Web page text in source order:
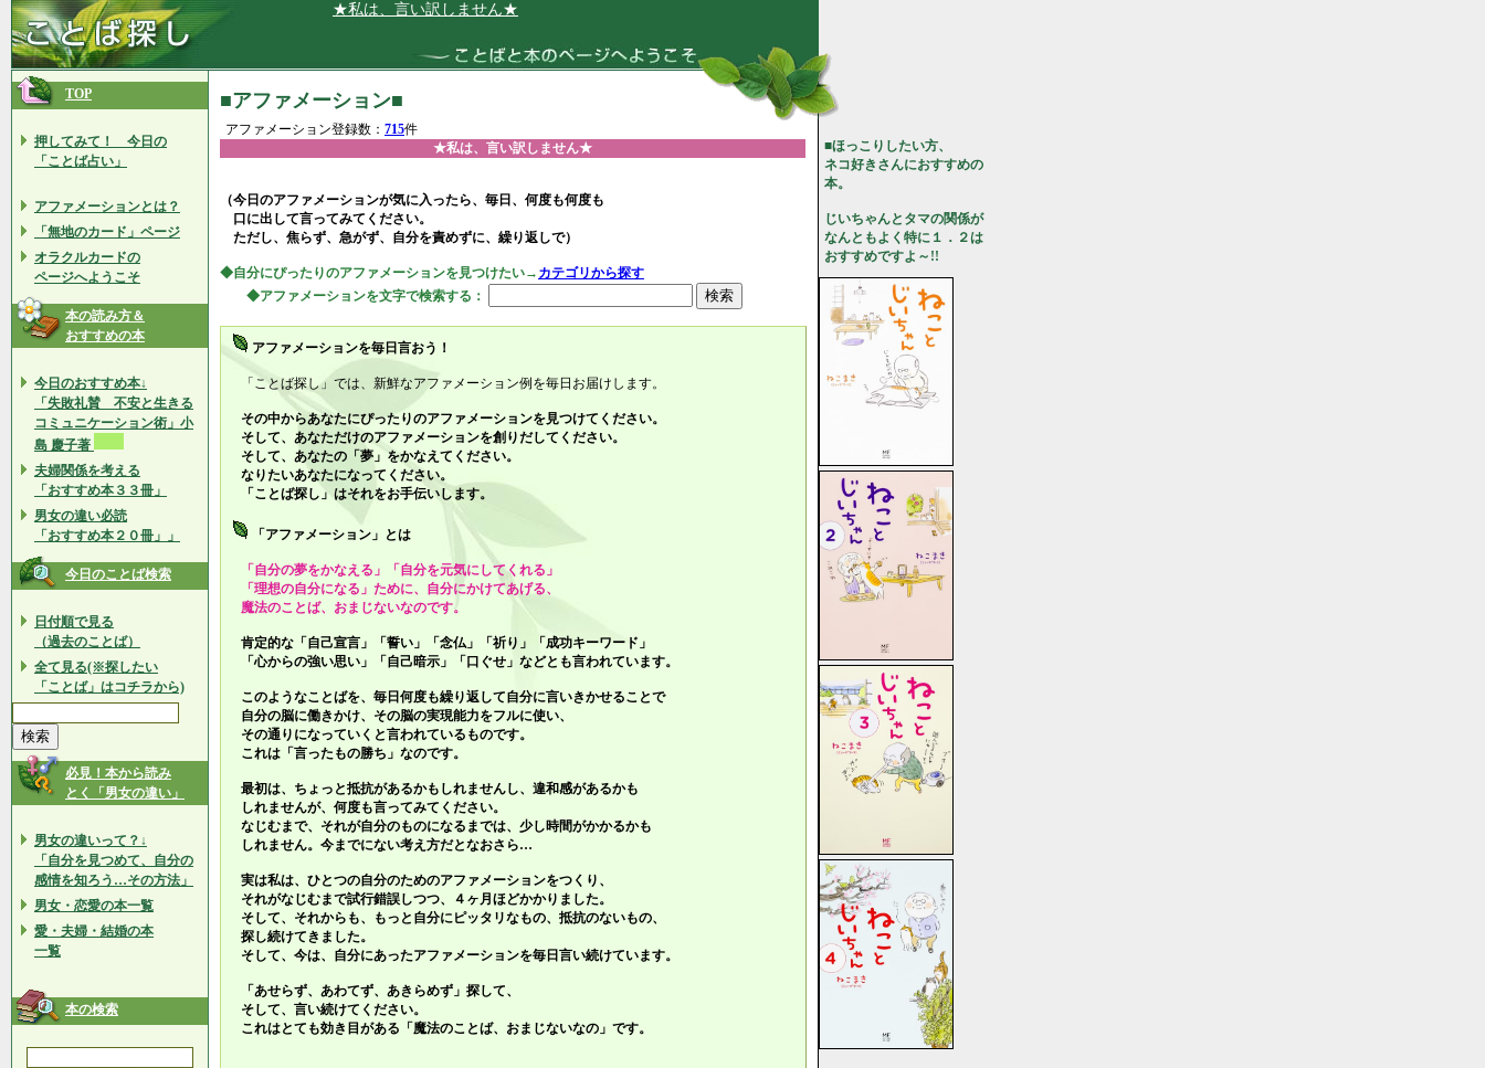
★私は、言い訳しません★
TOP
押してみて！ 今日の
「ことば占い」
アファメーションとは？
「無地のカード」ページ
オラクルカードの
ページへようこそ
本の読み方＆
おすすめの本
今日のおすすめ本↓
「失敗礼賛 不安と生きる
コミュニケーション術」小
島 慶子著
夫婦関係を考える
「おすすめ本３３冊」
男女の違い必読
「おすすめ本２０冊」」
今日のことば検索
日付順で見る
（過去のことば）
全て見る(※探したい
「ことば」はコチラから)
必見！本から読み
とく「男女の違い」
男女の違いって？↓
「自分を見つめて、自分の
感情を知ろう…その方法」
男女・恋愛の本一覧
愛・夫婦・結婚の本
一覧
本の検索
■アファメーション■
アファメーション登録数： 715件
★私は、言い訳しません★
（今日のアファメーションが気に入ったら、毎日、何度も何度も
口に出して言ってみてください。
ただし、焦らず、急がず、自分を責めずに、繰り返しで）
◆自分にぴったりのアファメーションを見つけたい→ カテゴリから探す
◆アファメーションを文字で検索する：
アファメーションを毎日言おう！
「ことば探し」では、新鮮なアファメーション例を毎日お届けします。
その中からあなたにぴったりのアファメーションを見つけてください。
そして、あなただけのアファメーションを創りだしてください。
そして、あなたの「夢」をかなえてください。
なりたいあなたになってください。
「ことば探し」はそれをお手伝いします。
「アファメーション」とは
「自分の夢をかなえる」「自分を元気にしてくれる」
「理想の自分になる」ために、自分にかけてあげる、
魔法のことば、おまじないなのです。
肯定的な「自己宣言」「誓い」「念仏」「祈り」「成功キーワード」
「心からの強い思い」「自己暗示」「口ぐせ」 などとも言われています。
このようなことばを、毎日何度も繰り返して自分に言いきかせることで
自分の脳に働きかけ、その脳の実現能力をフルに使い、
その通りになっていくと言われているものです。
これは「言ったもの勝ち」なのです。
最初は、ちょっと抵抗があるかもしれませんし、違和感があるかも
しれませんが、何度も言ってみてください。
なじむまで、それが自分のものになるまでは、少し時間がかかるかも
しれません。今までにない考え方だとなおさら…
実は私は、ひとつの自分のためのアファメーションをつくり、
それがなじむまで試行錯誤しつつ、４ヶ月ほどかかりました。
そして、それからも、もっと自分にピッタリなもの、抵抗のないもの、
探し続けてきました。
そして、今は、自分にあったアファメーションを毎日言い続けています。
「あせらず、あわてず、あきらめず」探して、
そして、言い続けてください。
これはとても効き目がある「魔法のことば、おまじないなの」です。
■ほっこりしたい方、
ネコ好きさんにおすすめの
本。
じいちゃんとタマの関係が
なんともよく特に１．２は
おすすめですよ～!!